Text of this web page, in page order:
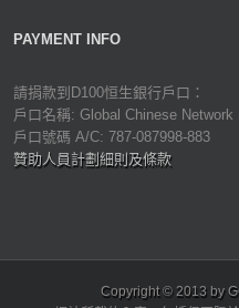
PAYMENT INFO
請捐款到D100恒生銀行戶口：
戶口名稱: Global Chinese Network
戶口號碼 A/C: 787-087998-883
贊助人員計劃細則及條款
Copyright © 2013 by